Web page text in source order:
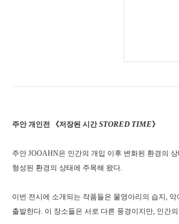
주안 개인전 《저장된 시간 STORED TIME》
주안 JOOAHN은 인간의 개입 이후 변화된 환경의
형성된 환경의 상태에 주목해 왔다.
이번 전시에 소개되는 작품들은 물영아리의 습지 , 악
출발한다. 이 장소들은 서로 다른 풍경이지만, 인간